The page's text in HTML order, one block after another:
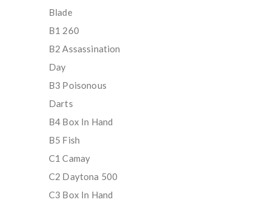
Blade
B1 260
B2 Assassination
Day
B3 Poisonous
Darts
B4 Box In Hand
B5 Fish
C1 Camay
C2 Daytona 500
C3 Box In Hand